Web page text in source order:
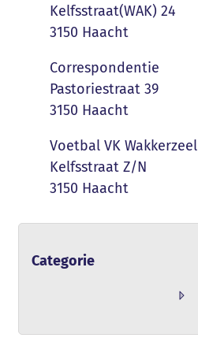
AdresKelfsstraat(WAK) 24
,3150 Haacht
NaamCorrespondentie
AdresPastoriestraat 39
,3150 Haacht
NaamVoetbal VK Wakkerzeel
AdresKelfsstraat Z/N
,3150 Haacht
Categorie